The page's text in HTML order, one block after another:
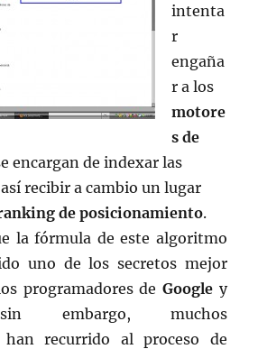
intenta
r
engaña
r a los
motore
s de
encargan de indexar las
así recibir a cambio un lugar
de posicionamiento.
la fórmula de este algoritmo
uno de los secretos mejor
programadores de Google y
embargo, muchos
han recurrido al proceso de